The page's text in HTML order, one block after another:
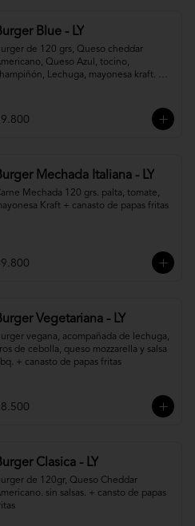
Blue - LY
de 120 grs, Queso cheddar
Queso Azul, tocino,
Lechuga, mayonesa kraft. +
Mechada Italiana - LY
Mechada 120 grs. palta, tomate,
Kraft + canasto de papas fritas
Vegetariana - LY
vegana, acompañada de lechuga,
de cebolla, queso mozzarella y salsa
+ canasto de papas fritas
Clasica - LY
de 120gr, Queso Cheddar
sin salsas. + cansto de papas